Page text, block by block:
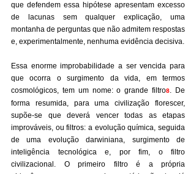
que defendem essa hipótese apresentam excesso
de lacunas sem qualquer explicação, uma
montanha de perguntas que não admitem respostas
e, experimentalmente, nenhuma evidência decisiva.
Essa enorme improbabilidade a ser vencida para
que ocorra o surgimento da vida, em termos
cosmológicos, tem um nome: o grande filtro8. De
forma resumida, para uma civilização florescer,
supõe-se que deverá vencer todas as etapas
improváveis, ou filtros: a evolução química, seguida
de uma evolução darwiniana, surgimento de
inteligência tecnológica e, por fim, o filtro
civilizacional. O primeiro filtro é a própria